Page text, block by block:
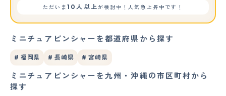
ただいま10人以上が検討中！人気急上昇中です！
ミニチュアピンシャーを都道府県から探す
# 福岡県 # 長崎県 # 宮崎県
ミニチュアピンシャーを九州・沖縄の市区町村から
探す